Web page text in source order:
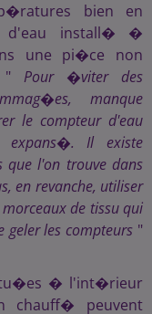
bien en
d'eau install� �
une pi�ce non
" Pour �viter des
manque
le compteur d'eau
expans�. Il existe
l'on trouve dans
en revanche, utiliser
de tissu qui
les compteurs "
� l'int�rieur
chauff� peuvent